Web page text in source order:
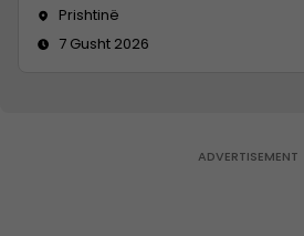
Prishtinë
7 Gusht 2026